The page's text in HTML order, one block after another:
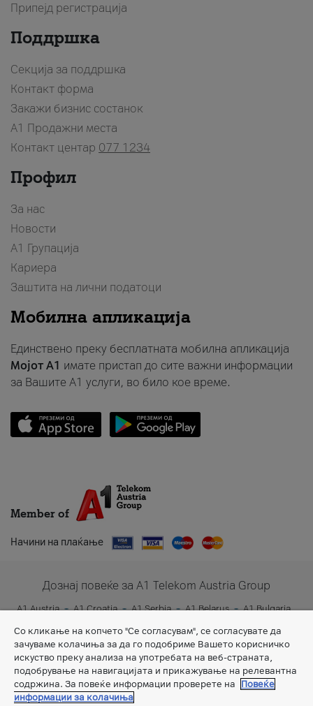
Припејд регистрација
Поддршка
Секција за поддршка
Контакт форма
Закажи бизнис состанок
A1 Продажни места
Контакт центар 077 1234
Профил
За нас
Новости
А1 Групација
Кариера
Заштита на лични податоци
Мобилна апликација
Единствено преку бесплатната мобилна апликација
Мојот A1 имате пристап до сите важни информации
за Вашите A1 услуги, во било кое време.
Member of
Начини на плаќање
Дознај повеќе за A1 Telekom Austria Group
A1 Austria A1 Croatia A1 Serbia A1 Belarus
A1 Bulgaria
A1 Slovenia
A1 Digital
Со кликање на копчето "Се согласувам", се согласувате да
зачуваме колачиња за да го подобриме Вашето корисничко
искуство преку анализа на употребата на веб-страната,
подобрување на навигацијата и прикажување на релевантна
содржина. За повеќе информации проверете на
Повеќе
информации за колачиња